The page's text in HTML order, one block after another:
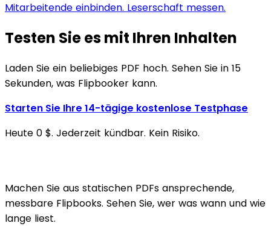
Mitarbeitende einbinden. Leserschaft messen.
Testen Sie es mit Ihren Inhalten
Laden Sie ein beliebiges PDF hoch. Sehen Sie in 15
Sekunden, was Flipbooker kann.
Starten Sie Ihre 14-tägige kostenlose Testphase
Heute 0 $. Jederzeit kündbar. Kein Risiko.
Machen Sie aus statischen PDFs ansprechende,
messbare Flipbooks. Sehen Sie, wer was wann und wie
lange liest.